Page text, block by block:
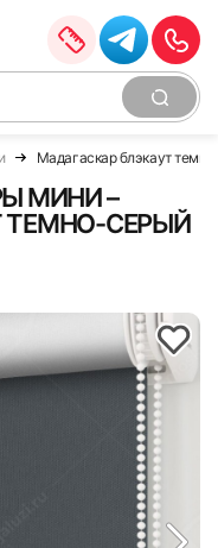
Мадагаскар блэкаут
МИНИ –
ТЕМНО-СЕРЫЙ